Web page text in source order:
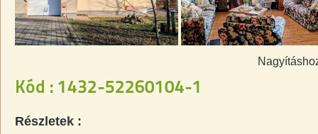
Kód : 1432-52260104-1
Részletek :